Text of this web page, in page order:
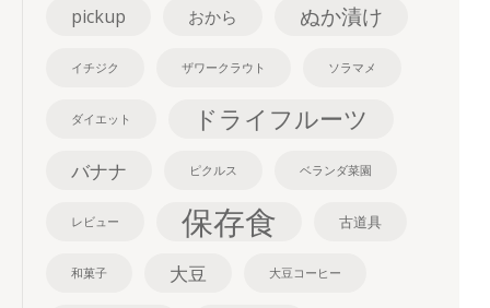
pickup おから ぬか漬け
イチジク ザワークラウト ソラマメ
ダイエット ドライフルーツ
バナナ ピクルス ベランダ菜園
レビュー 保存食 古道具
和菓子 大豆 大豆コーヒー